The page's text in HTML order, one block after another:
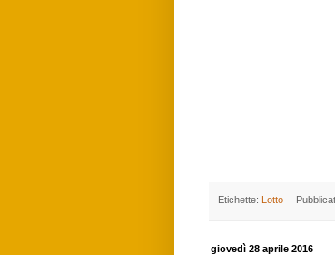
Etichette: Lotto
giovedì 28 aprile 2016